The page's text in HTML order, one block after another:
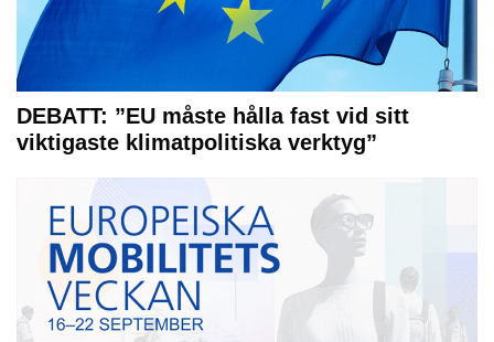
DEBATT: ”EU måste hålla fast vid sitt
viktigaste klimatpolitiska verktyg”